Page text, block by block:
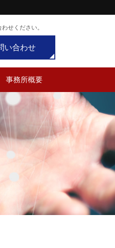
せください。
い合わせ
事務所概要